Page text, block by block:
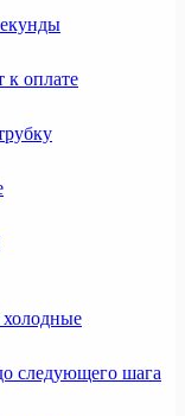
к оплате
следующего шага